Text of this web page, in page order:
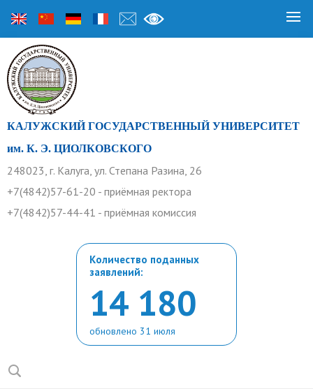
КАЛУЖСКИЙ ГОСУДАРСТВЕННЫЙ УНИВЕРСИТЕТ
им. К. Э. ЦИОЛКОВСКОГО
248023, г. Калуга, ул. Степана Разина, 26
+7(4842)57-61-20 - приёмная ректора
+7(4842)57-44-41 - приёмная комиссия
Количество поданных
заявлений:
14 180
обновлено 31 июля